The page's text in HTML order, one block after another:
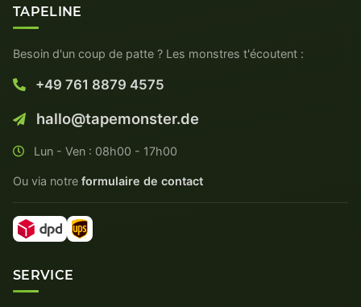
TAPELINE
Besoin d'un coup de patte ? Les monstres t'écoutent :
+49 761 8879 4575
hallo@tapemonster.de
Lun - Ven : 08h00 - 17h00
Ou via notre formulaire de contact
SERVICE